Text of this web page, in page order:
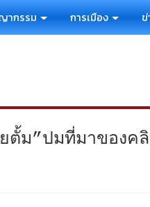
ากรรม การเมือง ข่
ยตั้ม”ปมที่มาของ